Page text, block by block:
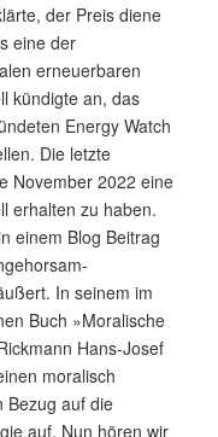
der Preis diene
eine der
erneuerbaren
kündigte an, das
Energy Watch
Die letzte
November 2022 eine
erhalten zu haben.
einem Blog Beitrag
In seinem im
Buch »Moralische
Hans-Josef
moralisch
Bezug auf die
auf. Nun hören wir